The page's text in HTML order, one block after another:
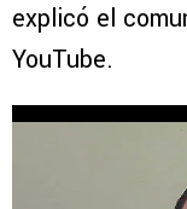
explicó el
YouTube.